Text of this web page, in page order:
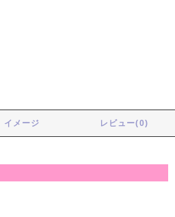
イメージ レビュー(0)